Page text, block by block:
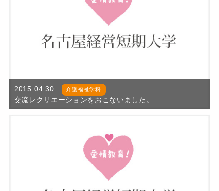
2015.04.30 介護福祉学科
交流レクリエーションをおこないました。